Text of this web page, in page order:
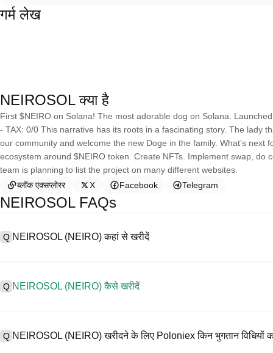
गर्म लेख
NEIROSOL क्या है
First $NEIRO on Solana! The most adorable dog on Solana.
- TAX: 0/0 This narrative has its roots in a fascinating story. The lady
our community and welcome the new Doge in the family. What’s
ecosystem around $NEIRO token. Create NFTs. Implement swap,
team is planning to list the project on many different websites.
ब्लॉक एक्सप्लोरर
X Facebook Telegram
NEIROSOL FAQs
Q NEIROSOL (NEIRO) कहां से खरीदें
को सरल बनाने के लिए विभिन्न प्रकार के व्यापारिक उपकरण प्रदान करते हैं। उदाहरण
है, और प्रतिस्पर्धी व्यापार शुल्क प्रदान करता है।
1. एक खाता बनाएं और KYC वेरिफिकेशन पूरा करें।
2. अपने खाते में फिएट मुद्राओं और क्रिप्टोकरेंसीज से धनराशि जमा करें।
Q NEIROSOL (NEIRO) कैसे खरीदें
विस्तृत श्रृंखला का ट्रेड शुरू करें।
Q NEIROSOL (NEIRO) खरीदने के लिए Poloniex किन भुगतान विधियों